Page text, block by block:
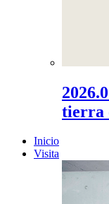
tierra
Inicio
Visita